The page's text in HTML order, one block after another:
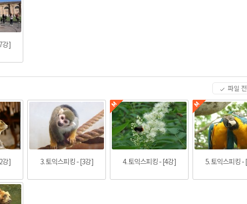
강]
파일
강] 3. 토익스피킹 - [3강] 4. 토익스피킹 - [4강] 5. 토익스피킹